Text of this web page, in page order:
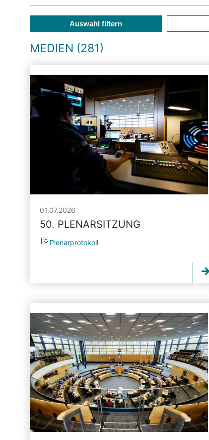
Auswahl filtern
MEDIEN (281)
01.07.2026
50. PLENARSITZUNG
Plenarprotokoll